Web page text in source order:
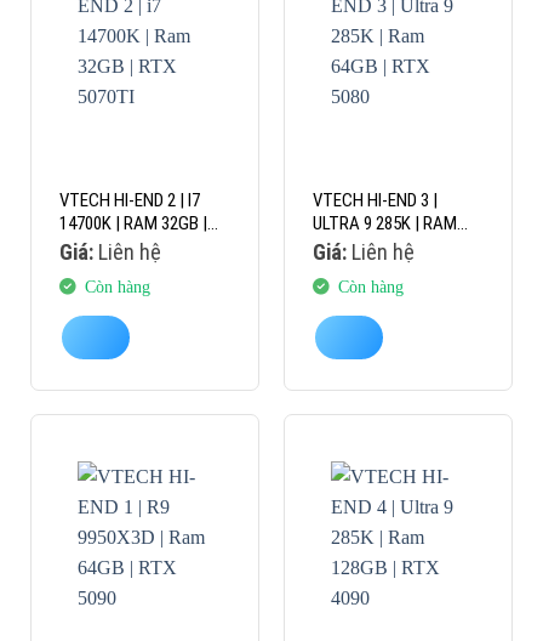
VTECH HI-END 2 | I7
14700K | RAM 32GB |
RTX 5070TI
Giá:Liên hệ
Còn hàng
VTECH HI-END 3 |
ULTRA 9 285K | RAM
64GB | RTX 5080
Giá:Liên hệ
Còn hàng